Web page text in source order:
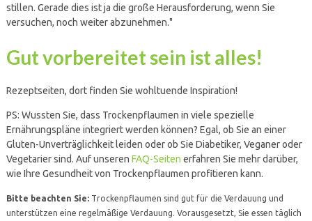
stillen. Gerade dies ist ja die große Herausforderung, wenn Sie
versuchen, noch weiter abzunehmen."
Gut vorbereitet sein ist alles!
Rezeptseiten, dort finden Sie wohltuende Inspiration!
PS: Wussten Sie, dass Trockenpflaumen in viele spezielle
Ernährungspläne integriert werden können? Egal, ob Sie an einer
Gluten-Unverträglichkeit leiden oder ob Sie Diabetiker, Veganer oder
Vegetarier sind. Auf unseren FAQ-Seiten erfahren Sie mehr darüber,
wie Ihre Gesundheit von Trockenpflaumen profitieren kann.
Bitte beachten Sie: Trockenpflaumen sind gut für die Verdauung und
unterstützen eine regelmäßige Verdauung. Vorausgesetzt, Sie essen täglich